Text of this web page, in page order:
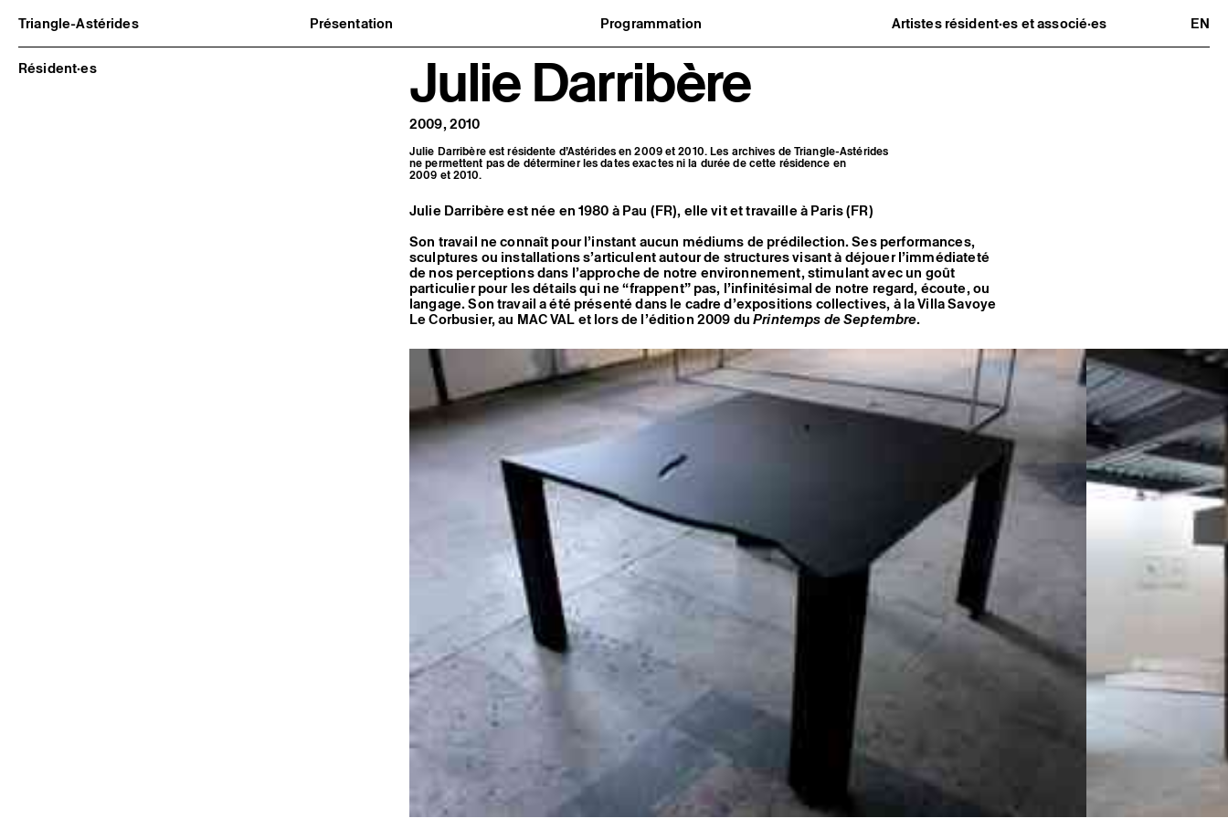
Triangle-Astérides Présentation Programmation Artistes résident·es et associé·es
EN
Centre d’art contemporain
d’intérêt national
et résidence internationale d'artistes
À propos
Équipe et gouvernance
Partenaires et réseaux
Formation professionnelle
Adhérer / nous soutenir
Rapports d'activité
Informations pratiques
Agenda : en cours et à venir
Expositions
Événements
Programmation éditoriale
Médiation
Résident·es
Résident·es Julie Darribère
2009, 2010
Julie Darribère est résidente d’Astérides en 2009 et 2010. Les archives de Triangle-Astérides
ne permettent pas de déterminer les dates exactes ni la durée de cette résidence en
2009 et 2010.
Julie Darribère est née en 1980 à Pau (FR), elle vit et travaille à Paris (FR)
Son travail ne connaît pour l’instant aucun médiums de prédilection. Ses performances,
sculptures ou installations s’articulent autour de structures visant à déjouer l’immédiateté
de nos perceptions dans l’approche de notre environnement, stimulant avec un goût
particulier pour les détails qui ne “frappent” pas, l’infinitésimal de notre regard, écoute, ou
langage. Son travail a été présenté dans le cadre d’expositions collectives, à la Villa Savoye
Le Corbusier, au MAC VAL et lors de l’édition 2009 duPrintemps de Septembre.